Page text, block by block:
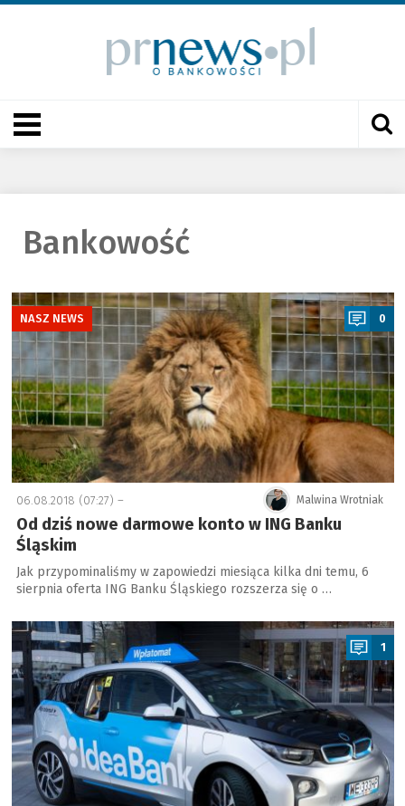
Bankowość
a
NASZ NEWS 0
Malwina Wrotniak
06.08.2018 (07:27) –
Od dziś nowe darmowe konto w ING Banku
Śląskim
Jak przypominaliśmy w zapowiedzi miesiąca kilka dni temu, 6
sierpnia oferta ING Banku Śląskiego rozszerza się o …
a
1